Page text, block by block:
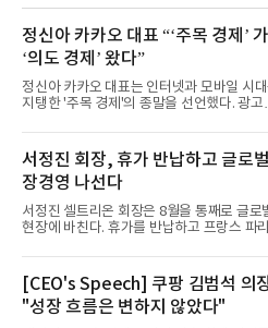
정신아 카카오 대표 “‘주목 경제’
‘의도 경제’ 왔다”
정신아 카카오 대표는 인터넷과 모바일 시
지탱한 '주목 경제'의 종말을 선언했다. 광고
서정진 회장, 휴가 반납하고 글로
장경영 나선다
서정진 셀트리온 회장은 8월을 통째로 글로
현장에 바친다. 휴가를 반납하고 프랑스 파
[CEO's Speech] 쿠팡 김범석 의
"성장 흐름은 변하지 않았다"